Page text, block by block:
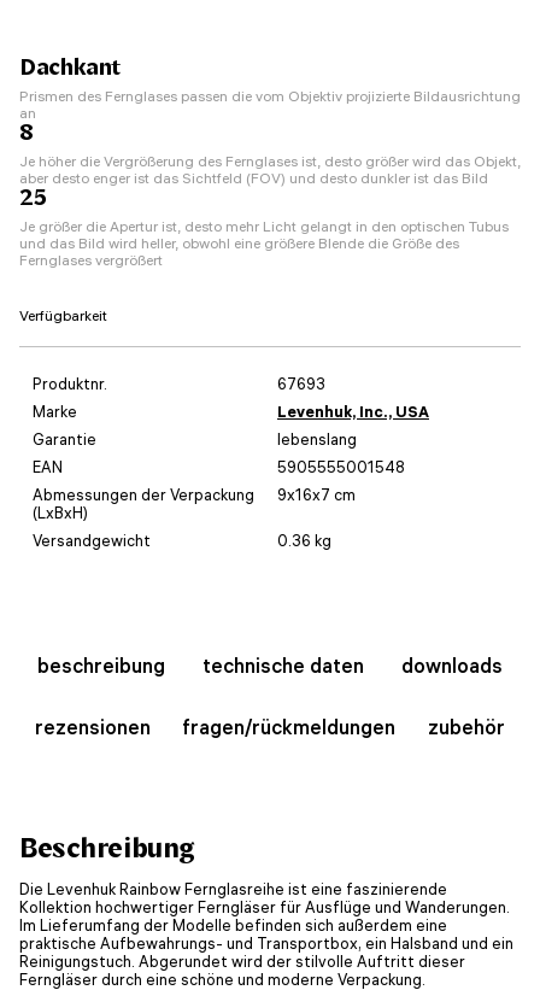
Dachkant
Prismen des Fernglases passen die vom Objektiv projizierte Bildausrichtung
an
8
Je höher die Vergrößerung des Fernglases ist, desto größer wird das Objekt,
aber desto enger ist das Sichtfeld (FOV) und desto dunkler ist das Bild
25
Je größer die Apertur ist, desto mehr Licht gelangt in den optischen Tubus
und das Bild wird heller, obwohl eine größere Blende die Größe des
Fernglases vergrößert
Verfügbarkeit
Produktnr.
67693
Marke
Levenhuk, Inc., USA
Garantie
lebenslang
EAN
5905555001548
Abmessungen der Verpackung
(LxBxH)
9x16x7 cm
Versandgewicht 0.36 kg
beschreibung technische daten downloads
rezensionen fragen/rückmeldungen zubehör
Beschreibung
Die Levenhuk Rainbow Fernglasreihe ist eine faszinierende
Kollektion hochwertiger Ferngläser für Ausflüge und Wanderungen.
Im Lieferumfang der Modelle befinden sich außerdem eine
praktische Aufbewahrungs- und Transportbox, ein Halsband und ein
Reinigungstuch. Abgerundet wird der stilvolle Auftritt dieser
Ferngläser durch eine schöne und moderne Verpackung.